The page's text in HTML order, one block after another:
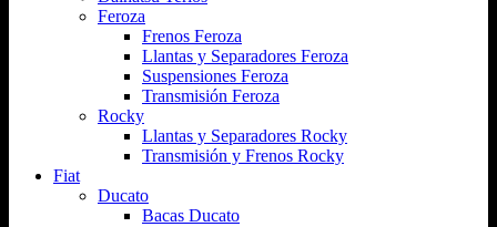
Feroza
Frenos Feroza
Llantas y Separadores Feroza
Suspensiones Feroza
Transmisión Feroza
Rocky
Llantas y Separadores Rocky
Transmisión y Frenos Rocky
Fiat
Ducato
Bacas Ducato